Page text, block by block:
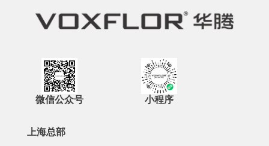
微信公众号 小程序
上海总部